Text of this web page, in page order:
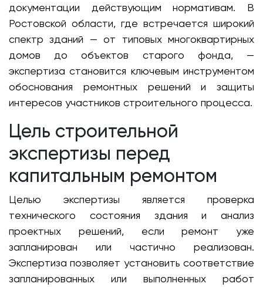
документации действующим нормативам. В
Ростовской области, где встречается широкий
спектр зданий — от типовых многоквартирных
домов до объектов старого фонда, —
экспертиза становится ключевым инструментом
обоснования ремонтных решений и защиты
интересов участников строительного процесса.
Цель строительной
экспертизы перед
капитальным ремонтом
Целью экспертизы является проверка
технического состояния здания и анализ
проектных решений, если ремонт уже
запланирован или частично реализован.
Экспертиза позволяет установить соответствие
запланированных или выполненных работ